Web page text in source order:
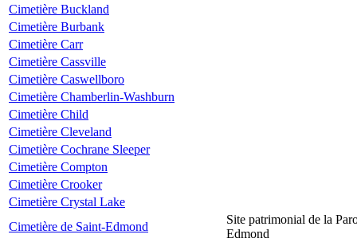
Cimetière Buckland
Cimetière Burbank
Cimetière Carr
Cimetière Cassville
Cimetière Caswellboro
Cimetière Chamberlin-Washburn
Cimetière Child
Cimetière Cleveland
Cimetière Cochrane Sleeper
Cimetière Compton
Cimetière Crooker
Cimetière Crystal Lake
Cimetière de Saint-Edmond
Site patrimonial de la
Edmond